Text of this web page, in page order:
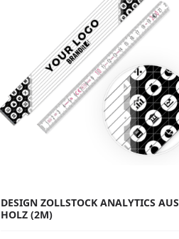
DESIGN ZOLLSTOCK ANALYTICS AUS
HOLZ (2M)